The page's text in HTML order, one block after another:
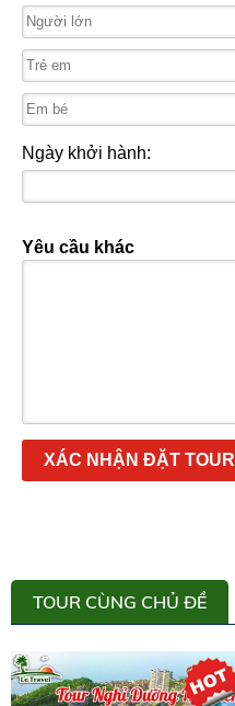
Ngày khởi hành:
Yêu cầu khác
XÁC NHẬN ĐẶT TOUR
TOUR CÙNG CHỦ ĐỀ